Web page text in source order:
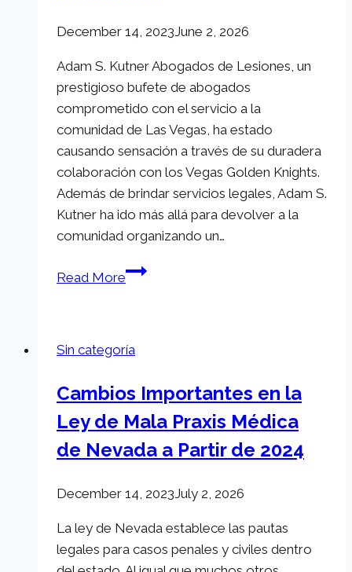
December 14, 2023June 2, 2026
Adam S. Kutner Abogados de Lesiones, un
prestigioso bufete de abogados
comprometido con el servicio a la
comunidad de Las Vegas, ha estado
causando sensación a través de su duradera
colaboración con los Vegas Golden Knights.
Además de brindar servicios legales, Adam S.
Kutner ha ido más allá para devolver a la
comunidad organizando un…
Read MoreAdam
de
Colaborando
con
los
Vegas
Knights
para
Devolver
a
Sin categoría
Cambios Importantes en la
Ley de Mala Praxis Médica
de Nevada a Partir de 2024
December 14, 2023July 2, 2026
La ley de Nevada establece las pautas
legales para casos penales y civiles dentro